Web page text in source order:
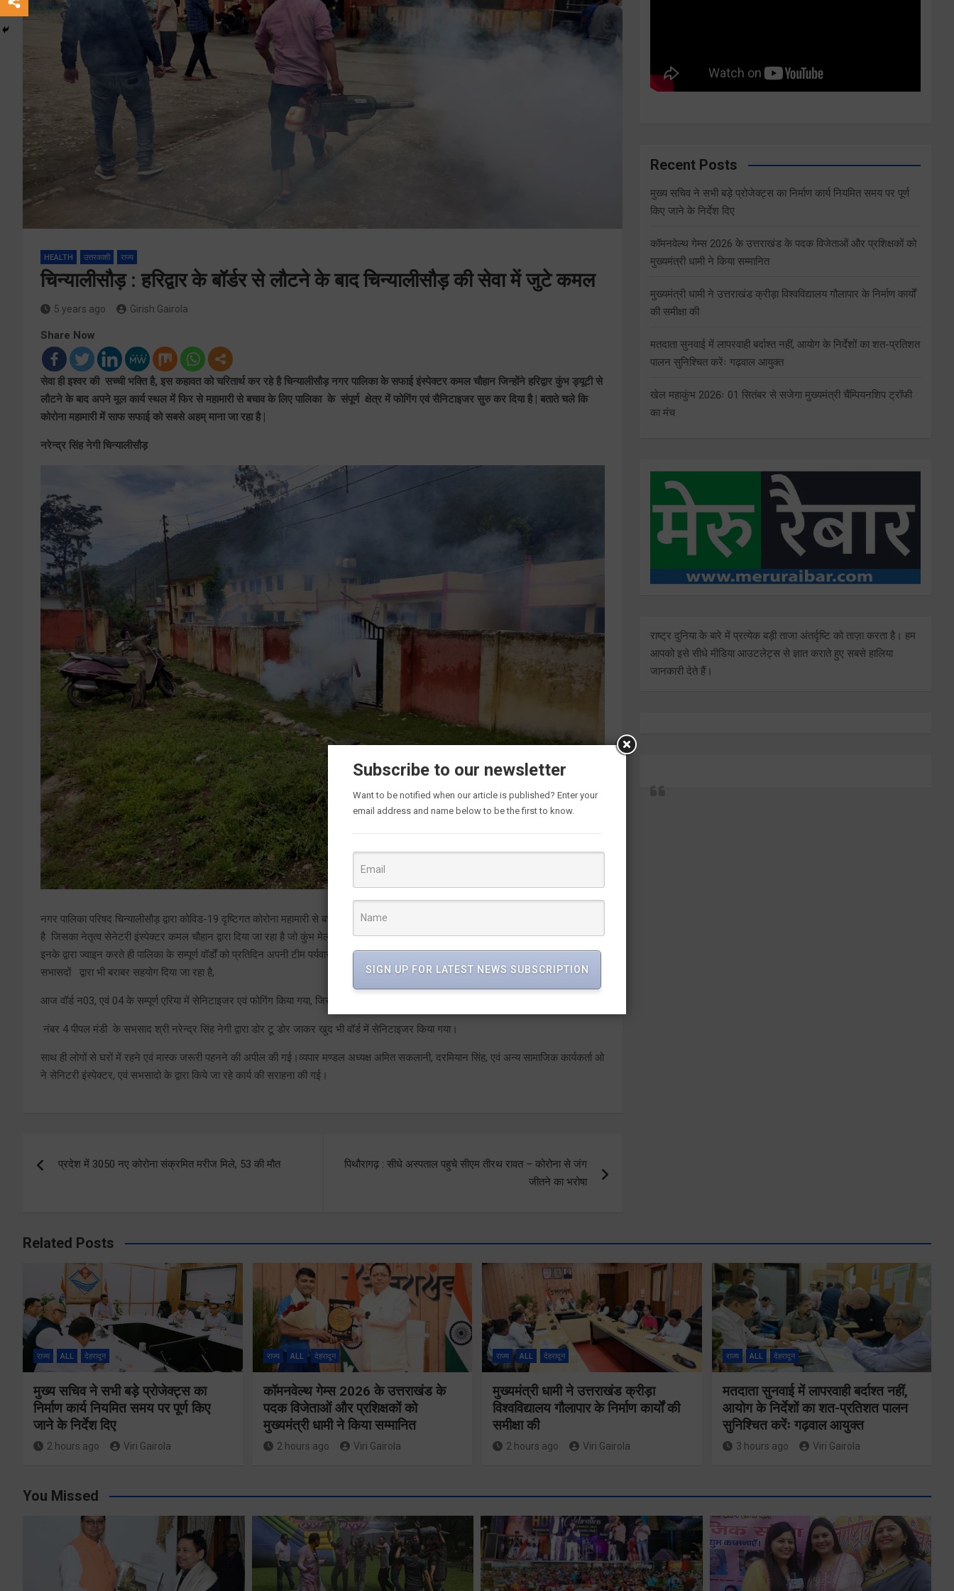
HEALTH उत्तरकाशी राज्य
चिन्यालीसौड़ : हरिद्वार के बॉर्डर से लौटने के बाद चिन्यालीसौड़ की सेवा में जुटे कमल
5 years ago Girish Gairola
Share Now
सेवा ही इश्वर की सच्ची भक्ति है, इस कहावत को चरितार्थ कर रहे है चिन्यालीसौड़ नगर पालिका के सफाई इंस्पेक्टर कमल चौहान जिन्होंने हरिद्वार कुंभ ड्यूटी से
लौटने के बाद अपने मूल कार्य स्थल में फिर से महामारी से बचाव के लिए पालिका के संपूर्ण क्षेत्र में फोगिंग एवं सैनिटाइजर सुरु कर दिया है | बताते चले कि
कोरोना महामारी में साफ सफाई को सबसे अहम् माना जा रहा है |
नरेन्द्र सिंह नेगी चिन्यालीसौड़
नगर पालिका परिषद चिन्यालीसौड़ द्वारा कोविड-19 दृष्टिगत कोरोना महामारी से बचाव के लिए पालिका के संपूर्ण क्षेत्र में फोगिंग एवं सैनिटाइजर किया जा रहा
है जिसका नेतृत्व सेनेटरी इंस्पेक्टर कमल चौहान द्वारा दिया जा रहा है जो कुंभ मेला 2021 में ड्यूटी करने के पश्चात अभी हाल ही में पालिका में ज्वाइन किया है।
इनके द्वारा ज्वाइन करते ही पालिका के सम्पूर्ण वॉर्डों को प्रतिदिन अपनी टीम पर्यवारण मित्रों के साथ सेनिटाइजिंग एवं फोगिंग किया जा रहा है जिसमें पालिका के
सभासदों द्वारा भी बराबर सहयोग दिया जा रहा है,
आज वॉर्ड न03, एवं 04 के सम्पूर्ण एरिया में सेनिटाइजर एवं फोगिंग किया गया, जिसमें वॉर्ड
नंबर 4 पीपल मंडी के सभसाद श्री नरेन्द्र सिंह नेगी द्वारा डोर टू डोर जाकर खुद भी वॉर्ड में सेनिटाइजर किया गया।
साथ ही लोगों से घरों में रहने एवं मास्क जरूरी पहनने की अपील की गई।व्यपार मण्डल अध्यक्ष अमित सकलानी, दरमियान सिंह, एवं अन्य सामाजिक कार्यकर्ता ओ
ने सेनिटरी इंस्पेक्टर, एवं सभसादो के द्वारा किये जा रहे कार्य की सराहना की गई।
navigation
प्रदेश में 3050 नए कोरोना संक्रमित मरीज मिले, 53 की मौत
पिथौरागढ़ : सीधे अस्पताल पहुचे सीएम तीरथ रावत – कोरोना से जंग
जीतने का भरोषा
Recent Posts
मुख्य सचिव ने सभी बड़े प्रोजेक्ट्स का निर्माण कार्य नियमित समय पर पूर्ण
किए जाने के निर्देश दिए
कॉमनवेल्थ गेम्स 2026 के उत्तराखंड के पदक विजेताओं और प्रशिक्षकों को
मुख्यमंत्री धामी ने किया सम्मानित
मुख्यमंत्री धामी ने उत्तराखंड क्रीड़ा विश्वविद्यालय गौलापार के निर्माण कार्यों
की समीक्षा की
मतदाता सुनवाई में लापरवाही बर्दाश्त नहीं, आयोग के निर्देशों का शत-प्रतिशत
पालन सुनिश्चित करेंः गढ़वाल आयुक्त
खेल महाकुंभ 2026ः 01 सितंबर से सजेगा मुख्यमंत्री चैंम्पियनशिप ट्रॉफी
का मंच
राष्ट्र दुनिया के बारे में प्रत्येक बड़ी ताजा अंतर्दृष्टि को ताज़ा करता है। हम
आपको इसे सीधे मीडिया आउटलेट्स से ज्ञात कराते हुए सबसे हालिया
जानकारी देते हैं।
Related Posts
राज्य ALL देहरादून
मुख्य सचिव ने सभी बड़े प्रोजेक्ट्स का
निर्माण कार्य नियमित समय पर पूर्ण किए
जाने के निर्देश दिए
2 hours ago Viri Gairola
राज्य ALL देहरादून
कॉमनवेल्थ गेम्स 2026 के उत्तराखंड के
पदक विजेताओं और प्रशिक्षकों को
मुख्यमंत्री धामी ने किया सम्मानित
2 hours ago Viri Gairola
राज्य ALL देहरादून
मुख्यमंत्री धामी ने उत्तराखंड क्रीड़ा
विश्वविद्यालय गौलापार के निर्माण कार्यों की
समीक्षा की
2 hours ago Viri Gairola
राज्य ALL देहरादून
मतदाता सुनवाई में लापरवाही बर्दाश्त नहीं,
आयोग के निर्देशों का शत-प्रतिशत पालन
सुनिश्चित करेंः गढ़वाल आयुक्त
3 hours ago Viri Gairola
You Missed
मतदाता सुनवाई में
लापरवाही बर्दाश्त
मुख्य सचिव ने
सभी बड़े
प्रोजेक्ट्स का
कॉमनवेल्थ गेम्स
2026 के
Subscribe to our newsletter
Want to be notified when our article is published? Enter your
email address and name below to be the first to know.
SIGN UP FOR LATEST NEWS SUBSCRIPTION